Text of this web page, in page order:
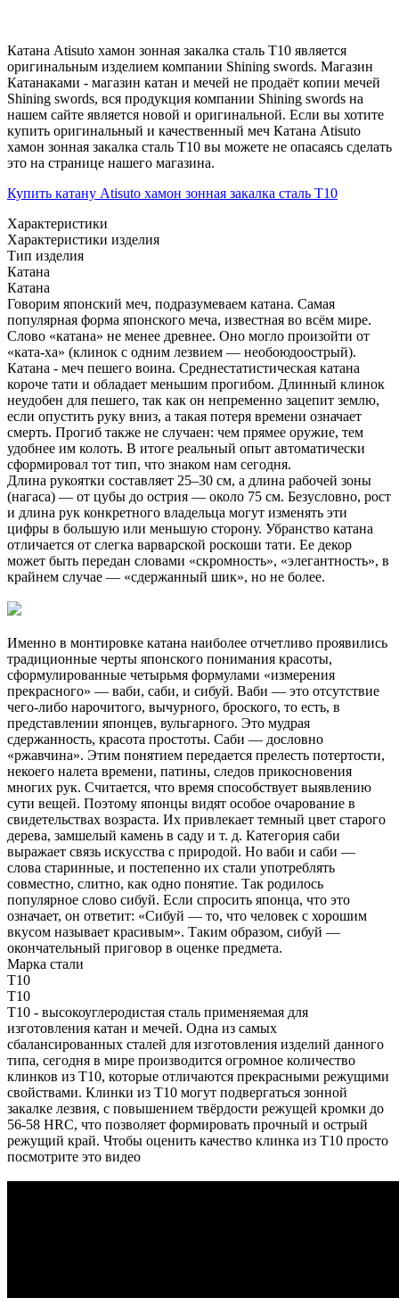
Катана Atisuto хамон зонная закалка сталь T10 является
оригинальным изделием компании Shining swords. Магазин
Катанаками - магазин катан и мечей не продаёт копии мечей
Shining swords, вся продукция компании Shining swords на
нашем сайте является новой и оригинальной. Если вы хотите
купить оригинальный и качественный меч Катана Atisuto
хамон зонная закалка сталь T10 вы можете не опасаясь сделать
это на странице нашего магазина.
Купить катану Atisuto хамон зонная закалка сталь T10
Характеристики
Характеристики изделия
Тип изделия
Катана
Катана
Говорим японский меч, подразумеваем катана. Самая
популярная форма японского меча, известная во всём мире.
Слово «катана» не менее древнее. Оно могло произойти от
«ката-ха» (клинок с одним лезвием — необоюдоострый).
Катана - меч пешего воина. Среднестатистическая катана
короче тати и обладает меньшим прогибом. Длинный клинок
неудобен для пешего, так как он непременно зацепит землю,
если опустить руку вниз, а такая потеря времени означает
смерть. Прогиб также не случаен: чем прямее оружие, тем
удобнее им колоть. В итоге реальный опыт автоматически
сформировал тот тип, что знаком нам сегодня.
Длина рукоятки составляет 25–30 см, а длина рабочей зоны
(нагаса) — от цубы до острия — около 75 см. Безусловно, рост
и длина рук конкретного владельца могут изменять эти
цифры в большую или меньшую сторону. Убранство катана
отличается от слегка варварской роскоши тати. Ее декор
может быть передан словами «скромность», «элегантность», в
крайнем случае — «сдержанный шик», но не более.
Именно в монтировке катана наиболее отчетливо проявились
традиционные черты японского понимания красоты,
сформулированные четырьмя формулами «измерения
прекрасного» — ваби, саби, и сибуй. Ваби — это отсутствие
чего-либо нарочитого, вычурного, броского, то есть, в
представлении японцев, вульгарного. Это мудрая
сдержанность, красота простоты. Саби — дословно
«ржавчина». Этим понятием передается прелесть потертости,
некоего налета времени, патины, следов прикосновения
многих рук. Считается, что время способствует выявлению
сути вещей. Поэтому японцы видят особое очарование в
свидетельствах возраста. Их привлекает темный цвет старого
дерева, замшелый камень в саду и т. д. Категория саби
выражает связь искусства с природой. Но ваби и саби —
слова старинные, и постепенно их стали употреблять
совместно, слитно, как одно понятие. Так родилось
популярное слово сибуй. Если спросить японца, что это
означает, он ответит: «Сибуй — то, что человек с хорошим
вкусом называет красивым». Таким образом, сибуй —
окончательный приговор в оценке предмета.
Марка стали
T10
T10
T10 - высокоуглеродистая сталь применяемая для
изготовления катан и мечей. Одна из самых
сбалансированных сталей для изготовления изделий данного
типа, сегодня в мире производится огромное количество
клинков из T10, которые отличаются прекрасными режущими
свойствами. Клинки из T10 могут подвергаться зонной
закалке лезвия, с повышением твёрдости режущей кромки до
56-58 HRC, что позволяет формировать прочный и острый
режущий край. Чтобы оценить качество клинка из T10 просто
посмотрите это видео